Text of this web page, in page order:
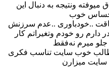
میوفته ونتیجه به دنبال این
احساس خوب
..خودباوری ..عدم سرزنش
دارم رو خودم وتغیراتم کار
جلو میرم نه‌فقط
خوب سایت تناسب فکری
سایت میزارن